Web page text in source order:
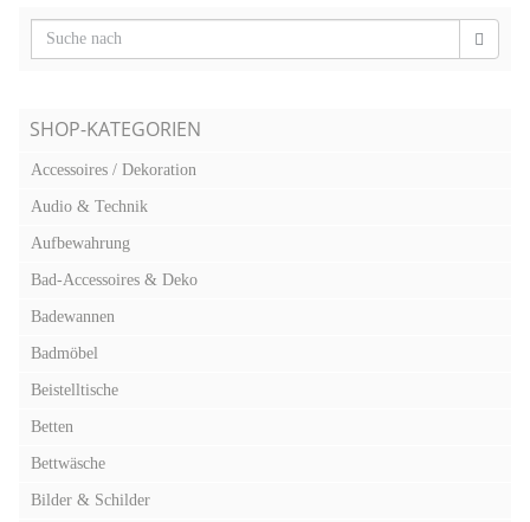
SHOP-KATEGORIEN
Accessoires / Dekoration
Audio & Technik
Aufbewahrung
Bad-Accessoires & Deko
Badewannen
Badmöbel
Beistelltische
Betten
Bettwäsche
Bilder & Schilder